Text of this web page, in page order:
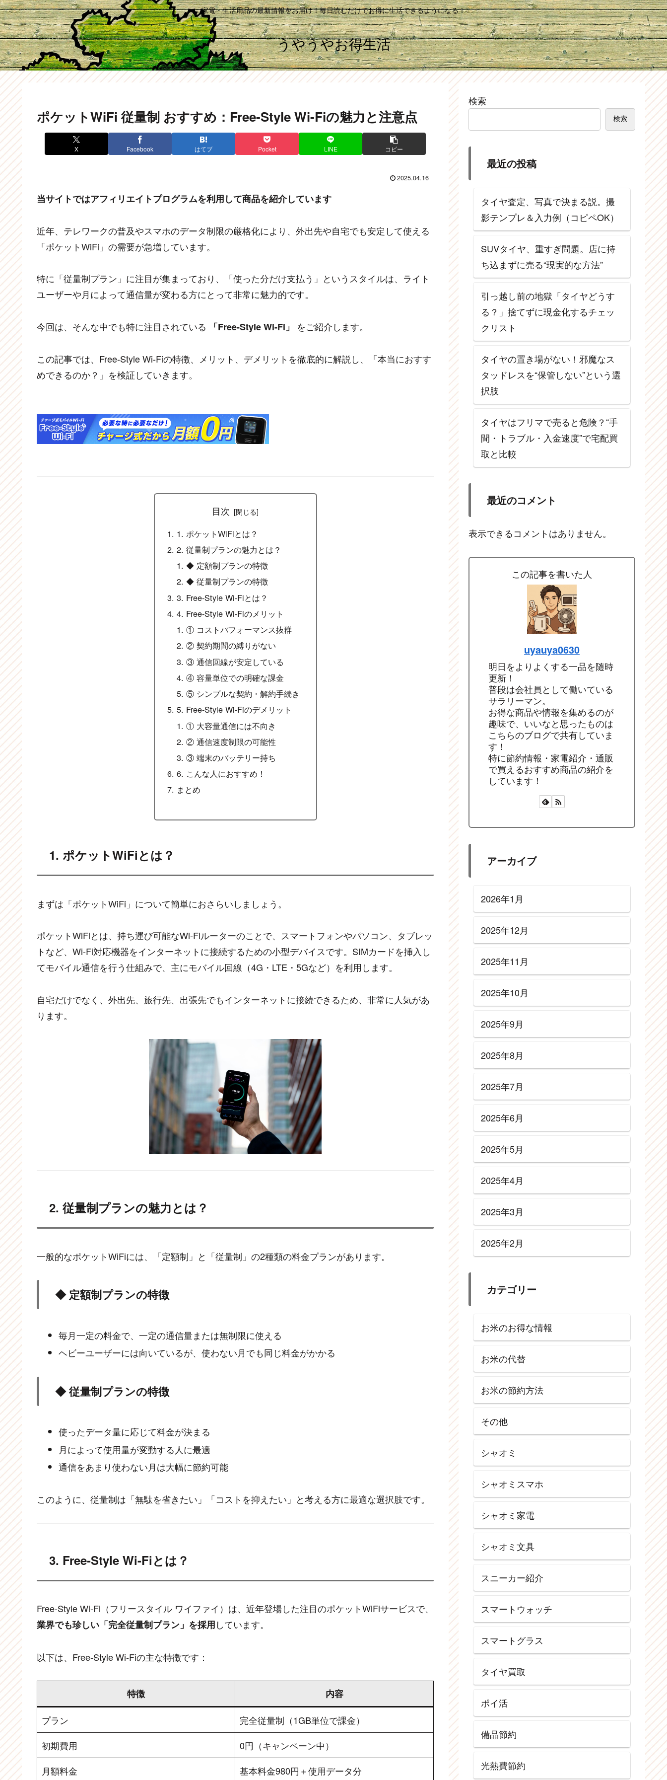
家電・生活用品の最新情報をお届け！毎日読むだけでお得に生活できるようになる！
うやうやお得生活
ポケットWiFi 従量制 おすすめ：Free-Style Wi-Fiの魅力と注意点
X Facebook はてブ Pocket LINE コピー
2025.04.16
当サイトではアフィリエイトプログラムを利用して商品を紹介しています
近年、テレワークの普及やスマホのデータ制限の厳格化により、外出先や自宅でも安定して使える
「ポケットWiFi」の需要が急増しています。
特に「従量制プラン」に注目が集まっており、「使った分だけ支払う」というスタイルは、ライト
ユーザーや月によって通信量が変わる方にとって非常に魅力的です。
今回は、そんな中でも特に注目されている 「Free-Style Wi-Fi」 をご紹介します。
この記事では、Free-Style Wi-Fiの特徴、メリット、デメリットを徹底的に解説し、「本当におすす
めできるのか？」を検証していきます。
目次
1. ポケットWiFiとは？
2. 従量制プランの魅力とは？
◆ 定額制プランの特徴
◆ 従量制プランの特徴
3. Free-Style Wi-Fiとは？
4. Free-Style Wi-Fiのメリット
① コストパフォーマンス抜群
② 契約期間の縛りがない
③ 通信回線が安定している
④ 容量単位での明確な課金
⑤ シンプルな契約・解約手続き
5. Free-Style Wi-Fiのデメリット
① 大容量通信には不向き
② 通信速度制限の可能性
③ 端末のバッテリー持ち
6. こんな人におすすめ！
まとめ
1. ポケットWiFiとは？
まずは「ポケットWiFi」について簡単におさらいしましょう。
ポケットWiFiとは、持ち運び可能なWi-Fiルーターのことで、スマートフォンやパソコン、タブレッ
トなど、Wi-Fi対応機器をインターネットに接続するための小型デバイスです。SIMカードを挿入し
てモバイル通信を行う仕組みで、主にモバイル回線（4G・LTE・5Gなど）を利用します。
自宅だけでなく、外出先、旅行先、出張先でもインターネットに接続できるため、非常に人気があ
ります。
2. 従量制プランの魅力とは？
一般的なポケットWiFiには、「定額制」と「従量制」の2種類の料金プランがあります。
◆ 定額制プランの特徴
毎月一定の料金で、一定の通信量または無制限に使える
ヘビーユーザーには向いているが、使わない月でも同じ料金がかかる
◆ 従量制プランの特徴
使ったデータ量に応じて料金が決まる
月によって使用量が変動する人に最適
通信をあまり使わない月は大幅に節約可能
このように、従量制は「無駄を省きたい」「コストを抑えたい」と考える方に最適な選択肢です。
3. Free-Style Wi-Fiとは？
Free-Style Wi-Fi（フリースタイル ワイファイ）は、近年登場した注目のポケットWiFiサービスで、
業界でも珍しい「完全従量制プラン」を採用しています。
以下は、Free-Style Wi-Fiの主な特徴です：
特徴 内容
プラン
完全従量制（1GB単位で課金）
初期費用
0円（キャンペーン中）
月額料金
基本料金980円＋使用データ分
検索
検索
最近の投稿
タイヤ査定、写真で決まる説。撮
影テンプレ＆入力例（コピペOK）
SUVタイヤ、重すぎ問題。店に持
ち込まずに売る“現実的な方法”
引っ越し前の地獄「タイヤどうす
る？」捨てずに現金化するチェッ
クリスト
タイヤの置き場がない！邪魔なス
タッドレスを“保管しない”という選
択肢
タイヤはフリマで売ると危険？“手
間・トラブル・入金速度”で宅配買
取と比較
最近のコメント
表示できるコメントはありません。
この記事を書いた人
uyauya0630
明日をよりよくする一品を随時
更新！
普段は会社員として働いている
サラリーマン。
お得な商品や情報を集めるのが
趣味で、いいなと思ったものは
こちらのブログで共有していま
す！
特に節約情報・家電紹介・通販
で買えるおすすめ商品の紹介を
しています！
アーカイブ
2026年1月
2025年12月
2025年11月
2025年10月
2025年9月
2025年8月
2025年7月
2025年6月
2025年5月
2025年4月
2025年3月
2025年2月
カテゴリー
お米のお得な情報
お米の代替
お米の節約方法
その他
シャオミ
シャオミスマホ
シャオミ家電
シャオミ文具
スニーカー紹介
スマートウォッチ
スマートグラス
タイヤ買取
ポイ活
備品節約
光熱費節約